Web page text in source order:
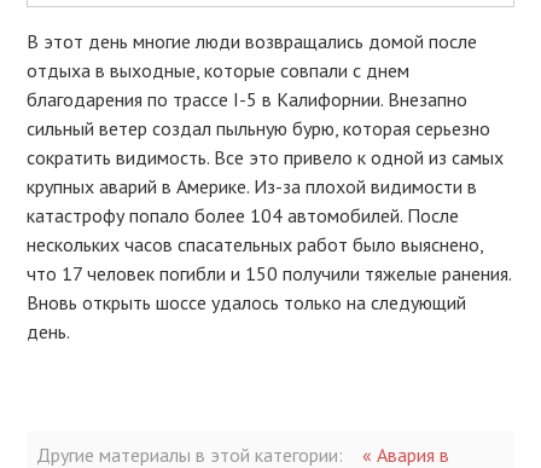
В этот день многие люди возвращались домой после
отдыха в выходные, которые совпали с днем
благодарения по трассе I-5 в Калифорнии. Внезапно
сильный ветер создал пыльную бурю, которая серьезно
сократить видимость. Все это привело к одной из самых
крупных аварий в Америке. Из-за плохой видимости в
катастрофу попало более 104 автомобилей. После
нескольких часов спасательных работ было выяснено,
что 17 человек погибли и 150 получили тяжелые ранения.
Вновь открыть шоссе удалось только на следующий
день.
Другие материалы в этой категории:
« Авария в